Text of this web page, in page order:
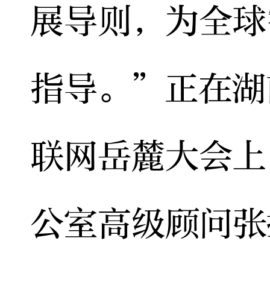
展导则，为全
指导。”正在
联网岳麓大会
公室高级顾问